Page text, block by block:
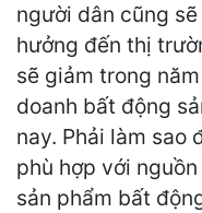
người dân cũng
hưởng đến thị
sẽ giảm trong
doanh bất động
nay. Phải làm sao
phù hợp với
sản phẩm bất